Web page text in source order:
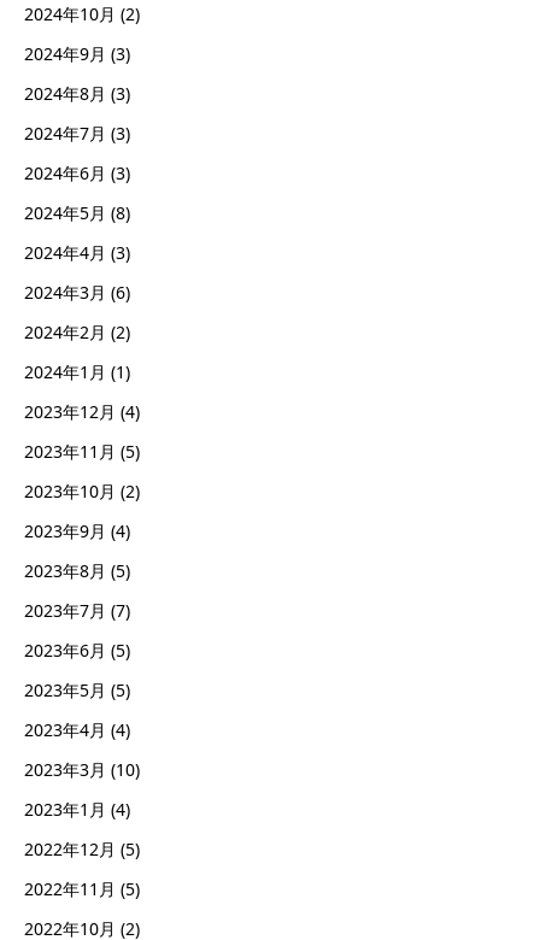
2024年10月 (2)
2024年9月 (3)
2024年8月 (3)
2024年7月 (3)
2024年6月 (3)
2024年5月 (8)
2024年4月 (3)
2024年3月 (6)
2024年2月 (2)
2024年1月 (1)
2023年12月 (4)
2023年11月 (5)
2023年10月 (2)
2023年9月 (4)
2023年8月 (5)
2023年7月 (7)
2023年6月 (5)
2023年5月 (5)
2023年4月 (4)
2023年3月 (10)
2023年1月 (4)
2022年12月 (5)
2022年11月 (5)
2022年10月 (2)